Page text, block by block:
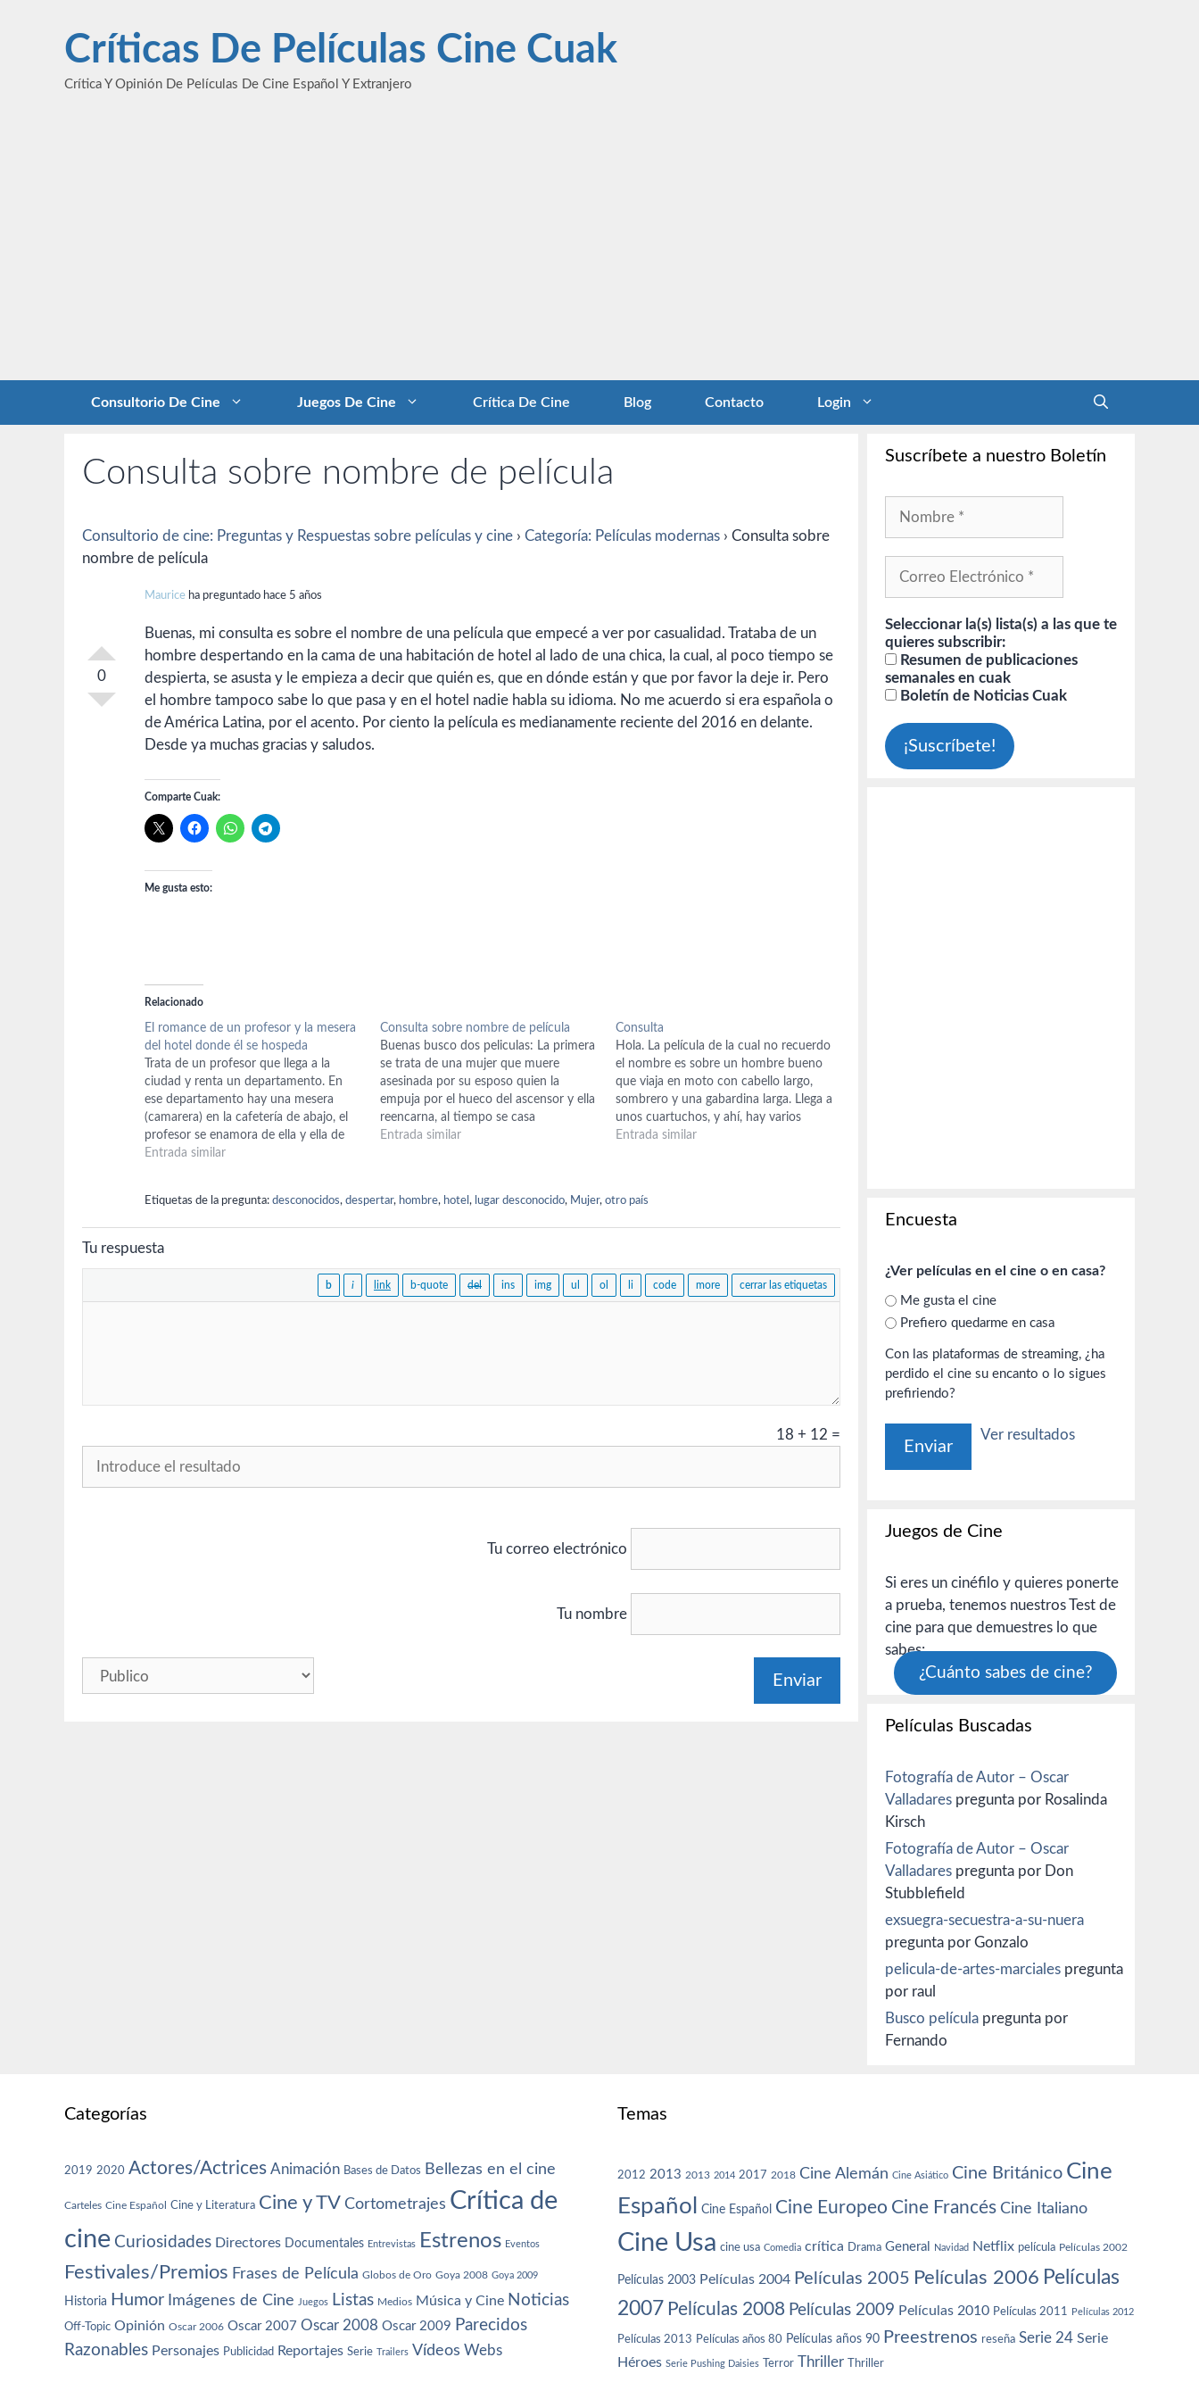
contenidoCríticas De Películas Cine Cuak
Crítica Y Opinión De Películas De Cine Español Y Extranjero
Consultorio De Cine Juegos De Cine Crítica De Cine Blog Contacto Login
Consulta sobre nombre de película
Consultorio de cine: Preguntas y Respuestas sobre películas y cine › Categoría: Películas modernas › Consulta sobre
nombre de película
0
Maurice ha preguntado hace 5 años
Buenas, mi consulta es sobre el nombre de una película que empecé a ver por casualidad. Trataba de un
hombre despertando en la cama de una habitación de hotel al lado de una chica, la cual, al poco tiempo se
despierta, se asusta y le empieza a decir que quién es, que en dónde están y que por favor la deje ir. Pero
el hombre tampoco sabe lo que pasa y en el hotel nadie habla su idioma. No me acuerdo si era española o
de América Latina, por el acento. Por ciento la película es medianamente reciente del 2016 en delante.
Desde ya muchas gracias y saludos.
Comparte Cuak:
Me gusta esto:
Relacionado
El romance de un profesor y la mesera
del hotel donde él se hospeda
Trata de un profesor que llega a la
ciudad y renta un departamento. En
ese departamento hay una mesera
(camarera) en la cafetería de abajo, el
profesor se enamora de ella y ella de
él. Después el profesor le regala un
Entrada similar
Consulta sobre nombre de película
Buenas busco dos peliculas: La primera
se trata de una mujer que muere
asesinada por su esposo quien la
empuja por el hueco del ascensor y ella
reencarna, al tiempo se casa
nuevamente con el mismo hombre y
Entrada similar
Consulta
Hola. La película de la cual no recuerdo
el nombre es sobre un hombre bueno
que viaja en moto con cabello largo,
sombrero y una gabardina larga. Llega a
unos cuartuchos, y ahí, hay varios
hombres (pandilla). El líder está
Entrada similar
Etiquetas de la pregunta: desconocidos, despertar, hombre, hotel , lugar desconocido, Mujer, otro país
Tu respuesta
18 + 12 =
Tu correo electrónico
Tu nombre
Suscríbete a nuestro Boletín
Seleccionar la(s) lista(s) a las que te
quieres subscribir:
Resumen de publicaciones
semanales en cuak
Boletín de Noticias Cuak
Encuesta
¿Ver películas en el cine o en casa?
Me gusta el cine
Prefiero quedarme en casa
Con las plataformas de streaming, ¿ha
perdido el cine su encanto o lo sigues
prefiriendo?
Ver resultados
Juegos de Cine
Si eres un cinéfilo y quieres ponerte
a prueba, tenemos nuestros Test de
cine para que demuestres lo que
sabes:
¿Cuánto sabes de cine?
Películas Buscadas
Fotografía de Autor – Oscar
Valladares pregunta por Rosalinda
Kirsch
Fotografía de Autor – Oscar
Valladares pregunta por Don
Stubblefield
exsuegra-secuestra-a-su-nuera
pregunta por Gonzalo
pelicula-de-artes-marciales pregunta
por raul
Busco película pregunta por
Fernando
Categorías
2019 2020 Actores/Actrices Animación Bases de Datos Bellezas en el cine
Carteles Cine Español Cine y Literatura Cine y TV Cortometrajes Crítica de
cine Curiosidades Directores Documentales Entrevistas Estrenos Eventos
Festivales/Premios Frases de Película Globos de Oro Goya 2008 Goya 2009
Historia Humor Imágenes de Cine Juegos Listas Medios Música y Cine Noticias
Off-Topic Opinión Oscar 2006 Oscar 2007 Oscar 2008 Oscar 2009 Parecidos
Razonables Personajes Publicidad Reportajes Serie Trailers Vídeos Webs
Temas
2012 2013 2013 2014 2017 2018 Cine Alemán Cine Asiático Cine Británico Cine
Español
Cine Español Cine Europeo Cine Francés Cine Italiano
Cine Usa cine usa Comedia crítica Drama General Navidad Netflix película Películas 2002
Películas 2003 Películas 2004 Películas 2005 Películas 2006 Películas
2007 Películas 2008 Películas 2009 Películas 2010 Películas 2011 Películas 2012
Películas 2013 Películas años 80 Películas años 90 Preestrenos reseña Serie 24 Serie
Héroes Serie Pushing Daisies Terror Thriller Thriller